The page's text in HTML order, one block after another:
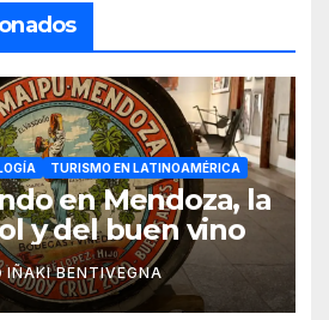
TURISMO EN LATINOAMÉRICA
en Mendoza, la
y del buen vino
IÑAKI BENTIVEGNA